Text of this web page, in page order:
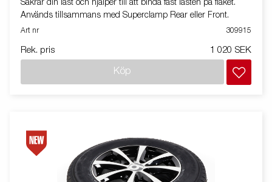
Säkrar din last och hjälper till att binda fast lasten på flaket.
Används tillsammans med Superclamp Rear eller Front.
Art nr 309915
Rek. pris 1 020 SEK
Köp